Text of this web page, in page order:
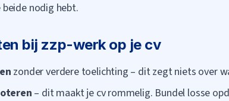
nodig hebt.
bij zzp-werk op je cv
zonder verdere toelichting – dit zegt niets over
– dit maakt je cv rommelig. Bundel losse